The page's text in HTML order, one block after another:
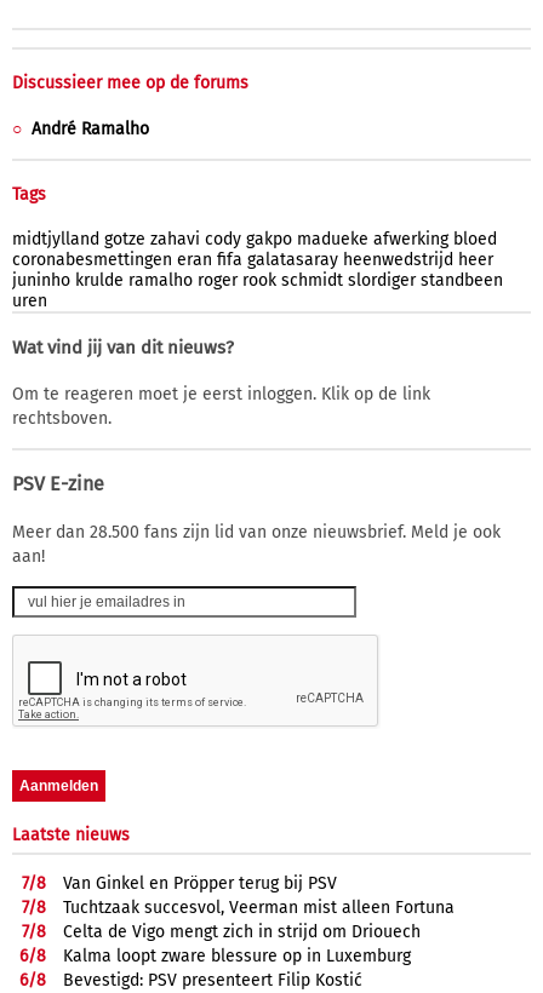
Discussieer mee op de forums
André Ramalho
Tags
midtjylland gotze zahavi cody gakpo madueke afwerking bloed
coronabesmettingen eran fifa galatasaray heenwedstrijd heer
juninho krulde ramalho roger rook schmidt slordiger standbeen
uren
Wat vind jij van dit nieuws?
Om te reageren moet je eerst inloggen. Klik op de link
rechtsboven.
PSV E-zine
Meer dan 28.500 fans zijn lid van onze nieuwsbrief. Meld je ook
aan!
Laatste nieuws
7/8
Van Ginkel en Pröpper terug bij PSV
7/8
Tuchtzaak succesvol, Veerman mist alleen Fortuna
7/8
Celta de Vigo mengt zich in strijd om Driouech
6/8
Kalma loopt zware blessure op in Luxemburg
6/8
Bevestigd: PSV presenteert Filip Kostić